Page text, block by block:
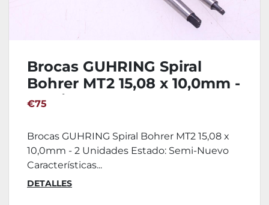
Brocas GUHRING Spiral
Bohrer MT2 15,08 x 10,0mm -
2 Unidades
€75
Brocas GUHRING Spiral Bohrer MT2 15,08 x
10,0mm - 2 Unidades Estado: Semi-Nuevo
Características...
DETALLES